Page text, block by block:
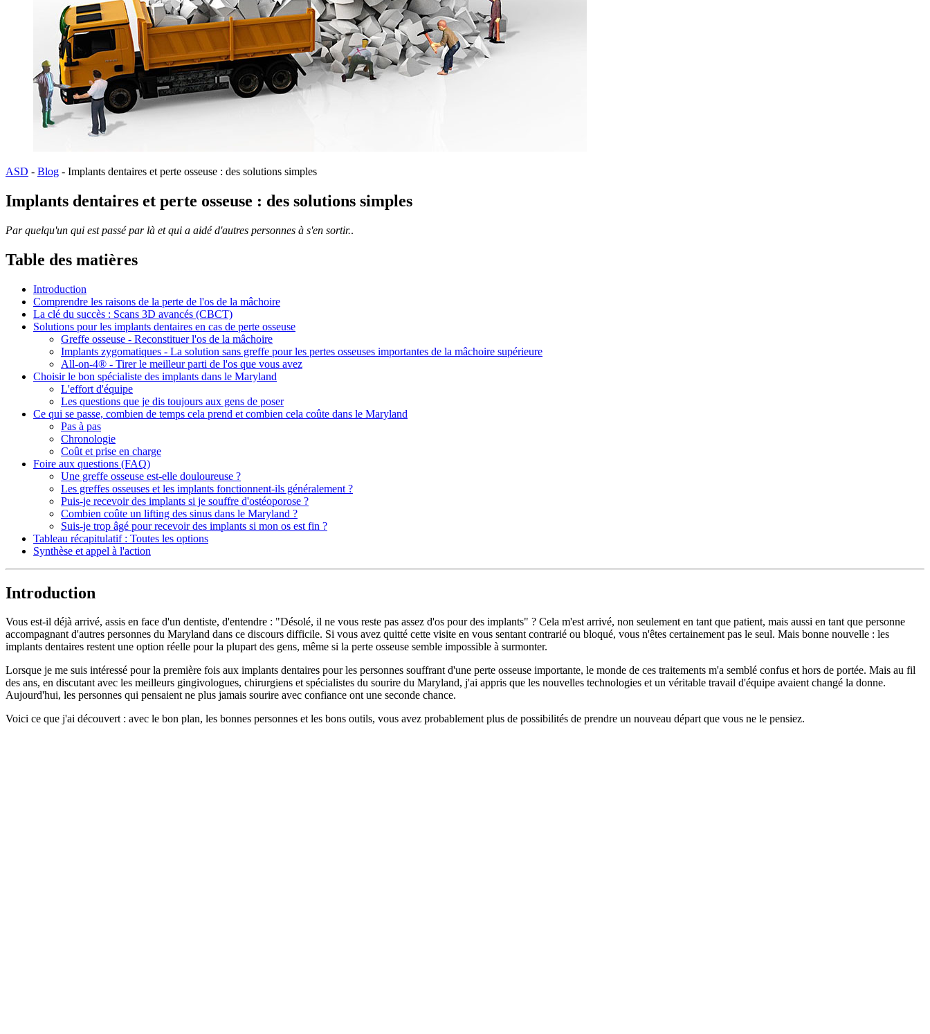
ASD - Blog - Implants dentaires et perte osseuse : des solutions simples
Implants dentaires et perte osseuse : des solutions simples
Par quelqu'un qui est passé par là et qui a aidé d'autres personnes à s'en sortir..
Table des matières
Introduction
Comprendre les raisons de la perte de l'os de la mâchoire
La clé du succès : Scans 3D avancés (CBCT)
Solutions pour les implants dentaires en cas de perte osseuse
Greffe osseuse - Reconstituer l'os de la mâchoire
Implants zygomatiques - La solution sans greffe pour les pertes osseuses importantes de la mâchoire supérieure
All-on-4® - Tirer le meilleur parti de l'os que vous avez
Choisir le bon spécialiste des implants dans le Maryland
L'effort d'équipe
Les questions que je dis toujours aux gens de poser
Ce qui se passe, combien de temps cela prend et combien cela coûte dans le Maryland
Pas à pas
Chronologie
Coût et prise en charge
Foire aux questions (FAQ)
Une greffe osseuse est-elle douloureuse ?
Les greffes osseuses et les implants fonctionnent-ils généralement ?
Puis-je recevoir des implants si je souffre d'ostéoporose ?
Combien coûte un lifting des sinus dans le Maryland ?
Suis-je trop âgé pour recevoir des implants si mon os est fin ?
Tableau récapitulatif : Toutes les options
Synthèse et appel à l'action
Introduction
Vous est-il déjà arrivé, assis en face d'un dentiste, d'entendre : "Désolé, il ne vous reste pas assez d'os pour des implants" ? Cela m'est arrivé, non seulement en tant que patient, mais aussi en tant que personne
accompagnant d'autres personnes du Maryland dans ce discours difficile. Si vous avez quitté cette visite en vous sentant contrarié ou bloqué, vous n'êtes certainement pas le seul. Mais bonne nouvelle : les
implants dentaires restent une option réelle pour la plupart des gens, même si la perte osseuse semble impossible à surmonter.
Lorsque je me suis intéressé pour la première fois aux implants dentaires pour les personnes souffrant d'une perte osseuse importante, le monde de ces traitements m'a semblé confus et hors de portée. Mais au fil
des ans, en discutant avec les meilleurs gingivologues, chirurgiens et spécialistes du sourire du Maryland, j'ai appris que les nouvelles technologies et un véritable travail d'équipe avaient changé la donne.
Aujourd'hui, les personnes qui pensaient ne plus jamais sourire avec confiance ont une seconde chance.
Voici ce que j'ai découvert : avec le bon plan, les bonnes personnes et les bons outils, vous avez probablement plus de possibilités de prendre un nouveau départ que vous ne le pensiez.